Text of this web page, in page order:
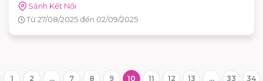
Sảnh Kết Nối
Từ 27/08/2025 đến 02/09/2025
1 2 ... 7 8 9 10 11 12 13 ... 33 34